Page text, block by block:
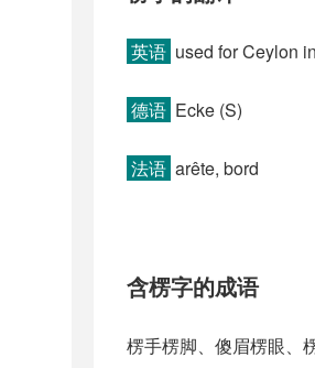
英语 used for Ceylon
德语 Ecke (S)
法语 arête, bord
含楞字的成语
楞手楞脚、傻眉楞眼、